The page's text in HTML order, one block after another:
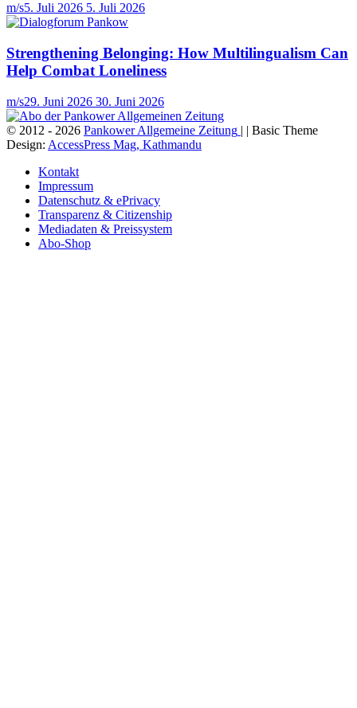
m/s5. Juli 2026 5. Juli 2026
Strengthening Belonging: How Multilingualism Can
Help Combat Loneliness
m/s29. Juni 2026 30. Juni 2026
© 2012 - 2026 Pankower Allgemeine Zeitung | | Basic Theme
Design: AccessPress Mag, Kathmandu
Kontakt
Impressum
Datenschutz & ePrivacy
Transparenz & Citizenship
Mediadaten & Preissystem
Abo-Shop